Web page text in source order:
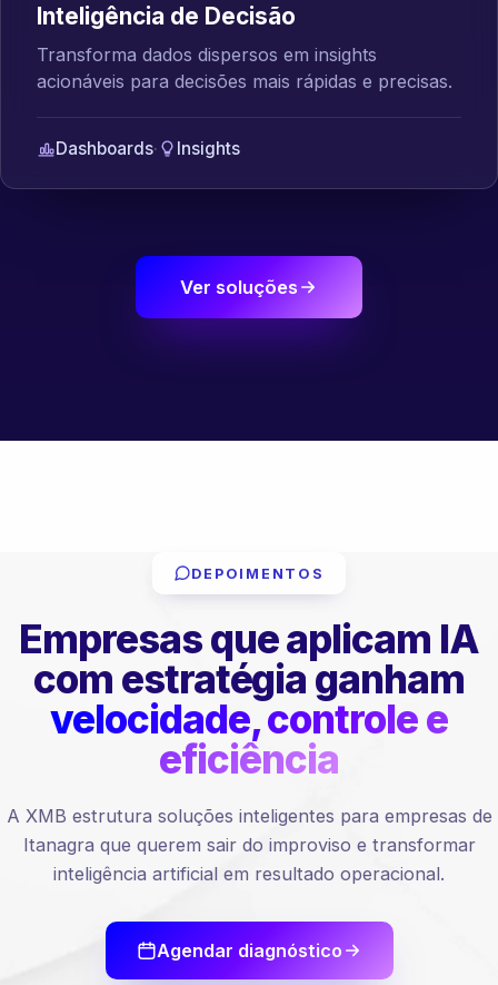
Inteligência de Decisão
Transforma dados dispersos em insights
acionáveis para decisões mais rápidas e precisas.
Dashboards· Insights
Ver soluções
DEPOIMENTOS
Empresas que aplicam IA
com estratégia ganham
velocidade, controle e
eficiência
A XMB estrutura soluções inteligentes para empresas de
Itanagra que querem sair do improviso e transformar
inteligência artificial em resultado operacional.
Agendar diagnóstico